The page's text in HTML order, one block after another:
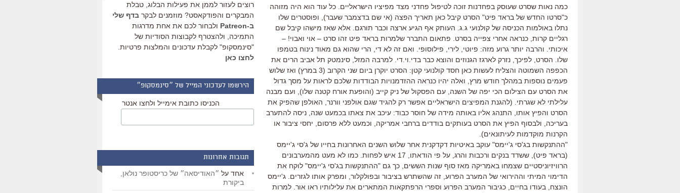
כמה נאות שסרט שעוסק בפחדנות זוכה לטיפול פחדני מצד מפיציו הישראליים. כל עוד הוא היה מזוהה
כ"סרטו החדש של בראד פיט" הסרט קיבל כאן תאריך הפצה (אי שם בדצמבר שעבר), ופוסטרים שלו
נתלו באולמות הכניסה של קולנועי ג.ג. העותק אף הגיע ארצה וכבר תורגם. אלא שאז מישהו קיבל שם
רגליים קרות, כנראה אחרי צפייה בסרט. פתאום התברר שלמרות בראד פיט זהו סרט – אוי ואבוי! –
איכותי. והרבה יותר גרוע מזה: פיוטי, לירי, פילוסופי. ואם זה לא די, הרי שהוא גם מאוד נינוח בטמפו
שלו. הסרט, לפיכך, נזרק לארגז הגנוזים והוצא כבר בדי.וי.די. למרבה המזל, סינמטק תל אביב הרים את
הכפפה השמוטה והצליח לעשות כאן חסד קולנועי קטן: הסרט יוקרן ביום שני הקרוב (3 במרץ) ואז שלוש
פעמים נוספות במהלך חודש מרץ, ואלה יהיו כנראה ההזדמנויות הבודדות שלכם לראות על מסך גדול
את הסרט עם הצילום הכי יפה של השנה, עם הפסקול של ניק קייב (והופעת אורח קטנה שלו), ועם מבנה
עלילתי לא שגרתי. (להגנת המפיצים הישראליים אפשר רק להגיד שגם אולפני וורנר, האולפן שהפיק את
הסרט והפיץ אותו, התנהג אליו באותה מידה של חוסר כבוד: עיכב את צאתו בכמעט שנה, ניסה להתערב
בעריכה, ולבסוף הפיץ את הסרט בעותקים בודדים ברחבי אמריקה, וכמעט ללא פרסום, יחסי ציבור או
הקרנות מוקדמות לעיתונאים).
"ההתנקשות בג'סי ג'יימס" עוקב באיטיות דקדקנית אחר שלוש השנים האחרונות בחייו של ג'סי ג'יימס
(בראד פיט), ששדד בנקים ורכבות והרג, על פי הודאתו, 17 איש לפחות. כמו לא מעט מהמערבונים
הרוויזיוניסטיים שצמחו באמריקה מאז סוף שנות הששים, כך גם "ההתנקשות בג'סי ג'יימס" לוקח את
הדימוי המיתי וההירואי של המערב הפרוע, זה שהשתרש בציבור ובפולקלור, ומפרק אותו לגזרים. ג'יימס
הונצח, בעודו בחיים, כגיבור המערב הפרוע וספרי הרפתקאות המתארים את עלילותיו ראו אור. למרות
רוצים לעזור לממן את פעילות הבלוג, טבלת
המבקרים והפודקאסט? מוזמנים לבקר בדף שלי
ב-Patreon
ולבחור לכם את אחת מדרגות
התמיכה, ולהצטרף לקבוצות הסודיות של
"סינמסקופ" לקבלת עדכונים והמלצות פרטיות.
לחצו כאן
הירשמו לעדכוני המייל של ״סינמסקופ״
הכניסו כתובת אימייל ולחצו אנטר
תגובות אחרונות
אחד על ״האודיסאה״ של כריסטופר נולאן,
ביקורת